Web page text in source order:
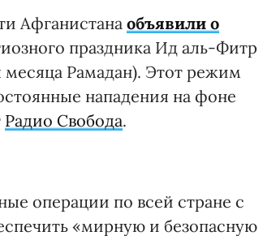
Афганистана объявили о
праздника Ид аль-Фитр
Рамадан). Этот режим
нападения на фоне
Радио Свобода.
операции по всей стране с
«мирную и безопасную